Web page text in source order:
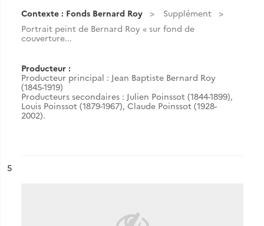
Contexte : Fonds Bernard Roy
Supplément
Portrait peint de Bernard Roy « sur fond de
couverture...
Producteur :
Producteur principal : Jean Baptiste Bernard Roy
(1845-1919)
Producteurs secondaires : Julien Poinssot (1844-1899),
Louis Poinssot (1879-1967), Claude Poinssot (1928-
2002).
n°
5